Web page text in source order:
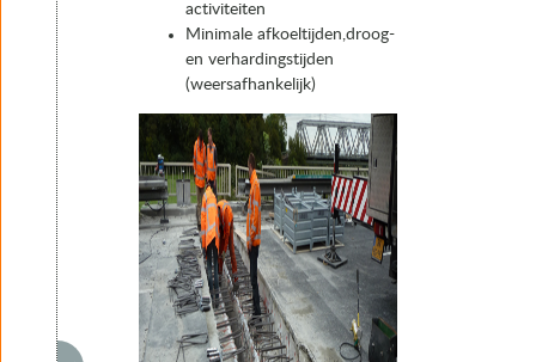
activiteiten
Minimale afkoeltijden,droog-
en verhardingstijden
(weersafhankelijk)